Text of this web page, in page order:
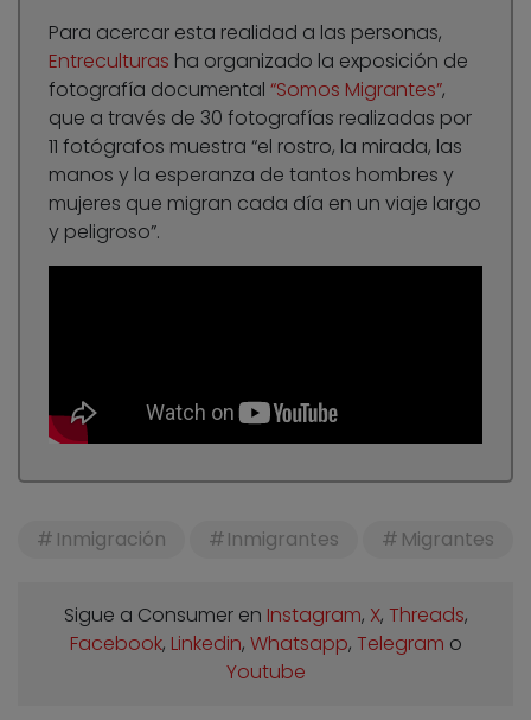
Para acercar esta realidad a las personas,
Entreculturas ha organizado la exposición de
fotografía documental “Somos Migrantes”,
que a través de 30 fotografías realizadas por
11 fotógrafos muestra “el rostro, la mirada, las
manos y la esperanza de tantos hombres y
mujeres que migran cada día en un viaje largo
y peligroso”.
Inmigración Inmigrantes Migrantes
Sigue a Consumer en Instagram, X, Threads,
Facebook, Linkedin, Whatsapp, Telegram o
Youtube